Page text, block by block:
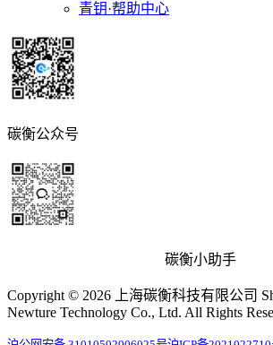
青钥·帮助中心
碳衡公众号
碳衡小助手
Copyright © 2026 上海碳衡科技有限公司
Newture Technology Co., Ltd. All Rights